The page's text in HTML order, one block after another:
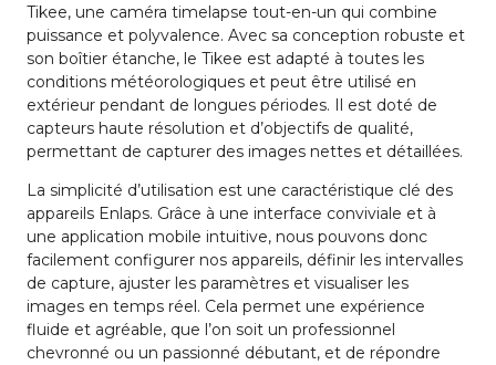
Tikee, une caméra timelapse tout-en-un qui combine
puissance et polyvalence. Avec sa conception robuste et
son boîtier étanche, le Tikee est adapté à toutes les
conditions météorologiques et peut être utilisé en
extérieur pendant de longues périodes. Il est doté de
capteurs haute résolution et d’objectifs de qualité,
permettant de capturer des images nettes et détaillées.
La simplicité d’utilisation est une caractéristique clé des
appareils Enlaps. Grâce à une interface conviviale et à
une application mobile intuitive, nous pouvons donc
facilement configurer nos appareils, définir les intervalles
de capture, ajuster les paramètres et visualiser les
images en temps réel. Cela permet une expérience
fluide et agréable, que l’on soit un professionnel
chevronné ou un passionné débutant, et de répondre